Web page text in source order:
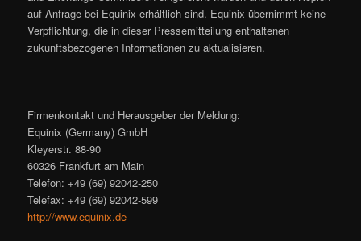
auf Anfrage bei Equinix erhältlich sind. Equinix übernimmt keine
Verpflichtung, die in dieser Pressemitteilung enthaltenen
zukunftsbezogenen Informationen zu aktualisieren.
Firmenkontakt und Herausgeber der Meldung:
Equinix (Germany) GmbH
Kleyerstr. 88-90
60326 Frankfurt am Main
Telefon: +49 (69) 92042-250
Telefax: +49 (69) 92042-599
http://www.equinix.de